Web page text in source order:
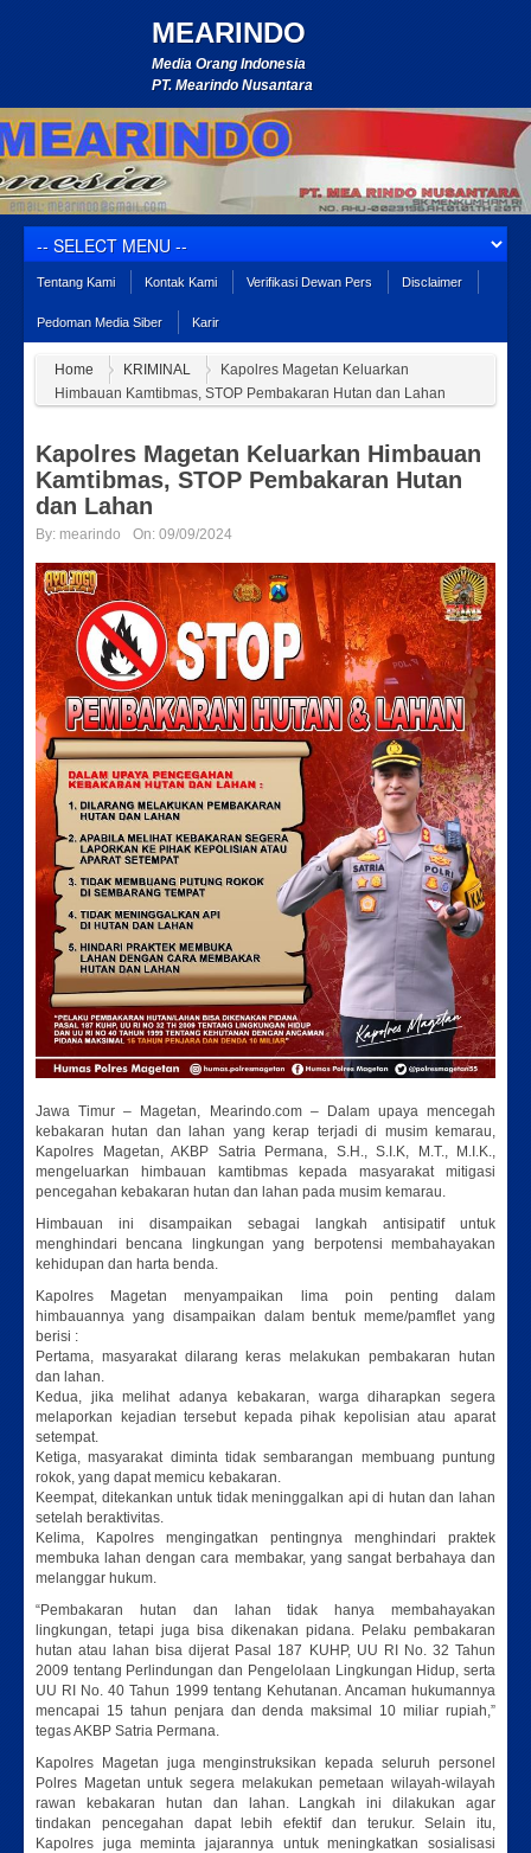
MEARINDO
Media Orang Indonesia
PT. Mearindo Nusantara
Tentang Kami Kontak Kami Verifikasi Dewan Pers Disclaimer
Pedoman Media Siber Karir
Home KRIMINAL
Kapolres Magetan Keluarkan
Himbauan Kamtibmas, STOP Pembakaran Hutan dan Lahan
Kapolres Magetan Keluarkan Himbauan
Kamtibmas, STOP Pembakaran Hutan
dan Lahan
By: mearindo On: 09/09/2024
Jawa Timur – Magetan, Mearindo.com – Dalam upaya mencegah
kebakaran hutan dan lahan yang kerap terjadi di musim kemarau,
Kapolres Magetan, AKBP Satria Permana, S.H., S.I.K, M.T., M.I.K.,
mengeluarkan himbauan kamtibmas kepada masyarakat mitigasi
pencegahan kebakaran hutan dan lahan pada musim kemarau.
Himbauan ini disampaikan sebagai langkah antisipatif untuk
menghindari bencana lingkungan yang berpotensi membahayakan
kehidupan dan harta benda.
Kapolres Magetan menyampaikan lima poin penting dalam
himbauannya yang disampaikan dalam bentuk meme/pamflet yang
berisi :
Pertama, masyarakat dilarang keras melakukan pembakaran hutan
dan lahan.
Kedua, jika melihat adanya kebakaran, warga diharapkan segera
melaporkan kejadian tersebut kepada pihak kepolisian atau aparat
setempat.
Ketiga, masyarakat diminta tidak sembarangan membuang puntung
rokok, yang dapat memicu kebakaran.
Keempat, ditekankan untuk tidak meninggalkan api di hutan dan lahan
setelah beraktivitas.
Kelima, Kapolres mengingatkan pentingnya menghindari praktek
membuka lahan dengan cara membakar, yang sangat berbahaya dan
melanggar hukum.
“Pembakaran hutan dan lahan tidak hanya membahayakan
lingkungan, tetapi juga bisa dikenakan pidana. Pelaku pembakaran
hutan atau lahan bisa dijerat Pasal 187 KUHP, UU RI No. 32 Tahun
2009 tentang Perlindungan dan Pengelolaan Lingkungan Hidup, serta
UU RI No. 40 Tahun 1999 tentang Kehutanan. Ancaman hukumannya
mencapai 15 tahun penjara dan denda maksimal 10 miliar rupiah,”
tegas AKBP Satria Permana.
Kapolres Magetan juga menginstruksikan kepada seluruh personel
Polres Magetan untuk segera melakukan pemetaan wilayah-wilayah
rawan kebakaran hutan dan lahan. Langkah ini dilakukan agar
tindakan pencegahan dapat lebih efektif dan terukur. Selain itu,
Kapolres juga meminta jajarannya untuk meningkatkan sosialisasi